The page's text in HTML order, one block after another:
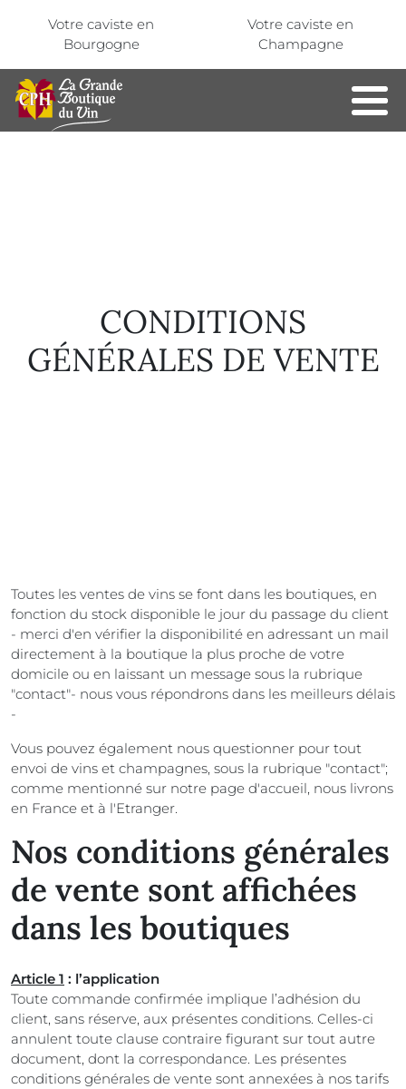
Votre caviste en
Bourgogne
Votre caviste en
Champagne
CONDITIONS
GÉNÉRALES DE VENTE
Toutes les ventes de vins se font dans les boutiques, en
fonction du stock disponible le jour du passage du client
- merci d'en vérifier la disponibilité en adressant un mail
directement à la boutique la plus proche de votre
domicile ou en laissant un message sous la rubrique
"contact"- nous vous répondrons dans les meilleurs délais
-
Vous pouvez également nous questionner pour tout
envoi de vins et champagnes, sous la rubrique "contact";
comme mentionné sur notre page d'accueil, nous livrons
en France et à l'Etranger.
Nos conditions générales
de vente sont affichées
dans les boutiques
Article 1 : l’application
Toute commande confirmée implique l’adhésion du
client, sans réserve, aux présentes conditions. Celles-ci
annulent toute clause contraire figurant sur tout autre
document, dont la correspondance. Les présentes
conditions générales de vente sont annexées à nos tarifs